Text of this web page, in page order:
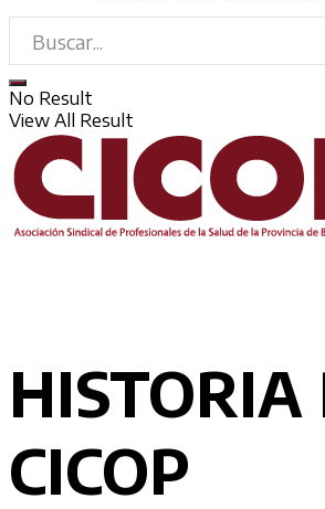
No Result
View All Result
HISTORIA
CICOP